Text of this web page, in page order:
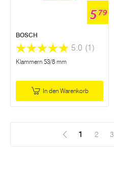
579
BOSCH
5.0 (1)
Klammern 53/8 mm
In den Warenkorb
1 (Aktuell)
2 3